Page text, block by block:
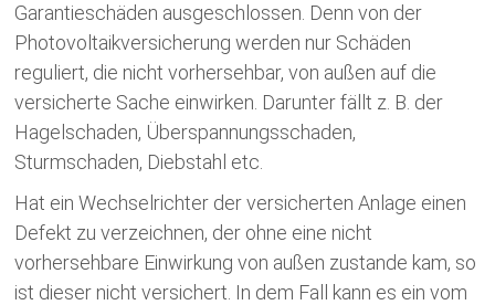
Garantieschäden ausgeschlossen. Denn von der
Photovoltaikversicherung werden nur Schäden
reguliert, die nicht vorhersehbar, von außen auf die
versicherte Sache einwirken. Darunter fällt z. B. der
Hagelschaden, Überspannungsschaden,
Sturmschaden, Diebstahl etc.
Hat ein Wechselrichter der versicherten Anlage einen
Defekt zu verzeichnen, der ohne eine nicht
vorhersehbare Einwirkung von außen zustande kam, so
ist dieser nicht versichert. In dem Fall kann es ein vom